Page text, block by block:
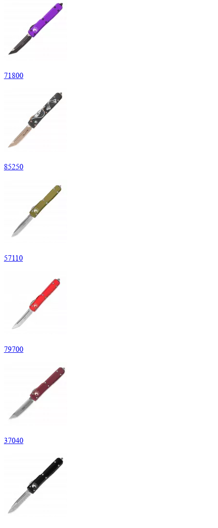
71800
85250
57110
79700
37040